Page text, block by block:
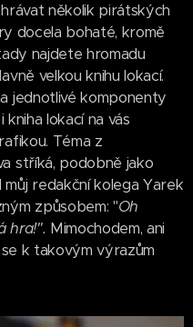
několik pirátských
docela bohaté, kromě
najdete hromadu
velkou knihu lokací.
jednotlivé komponenty
lokací na vás
Téma z
stříká, podobně jako
redakční kolega Yarek
způsobem: "Oh
hra!". Mimochodem, ani
k takovým výrazům